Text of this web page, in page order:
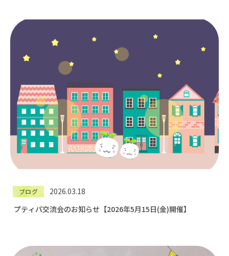
ブログ
2026.03.18
プティパ交流会のお知らせ【2026年5月15日(金)開催】